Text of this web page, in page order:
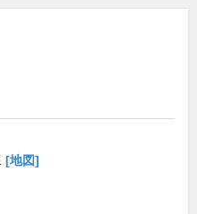
[地図]